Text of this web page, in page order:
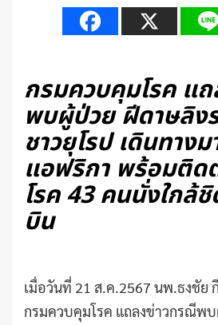
กรมควบคุมโรค แถ
พบผู้ป่วย ฝีดาษลิง
ชาวยุโรป เดินทาง
แอฟริกา พร้อมติด
โรค 43 คนนั่งใกล้
บิน
เมื่อวันที่ 21 ส.ค.2567 นพ.ธงชัย
กรมควบคุมโรค แถลงข่าวกรณีพ